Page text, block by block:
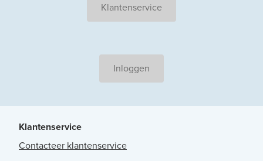
Klantenservice
Inloggen
Klantenservice
Contacteer klantenservice